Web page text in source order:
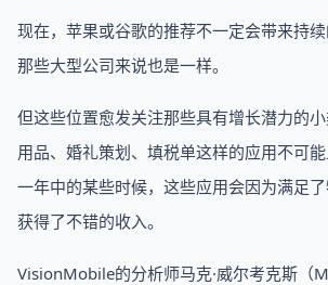
现在，苹果或谷歌的推荐不一定会带来持
那些大型公司来说也是一样。
但这些位置愈发关注那些具有增长潜力的
用品、婚礼策划、填税单这样的应用不可
一年中的某些时候，这些应用会因为满足
获得了不错的收入。
VisionMobile的分析师马克·威尔考克斯（